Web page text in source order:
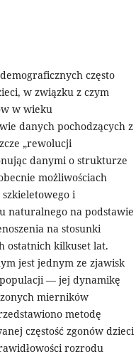
często
w związku z czym
w wieku
danych pochodzących z
„rewolucji
danymi o strukturze
możliwościach
i
naturalnego na podstawie
na stosunki
ostatnich kilkuset lat.
jest jednym ze zjawisk
— jej dynamikę
mierników
metodę
częstość zgonów dzieci
rozrodu